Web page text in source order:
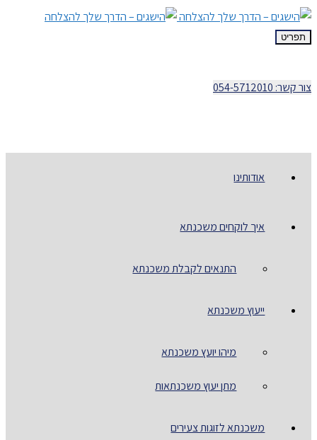
תפריט
צור קשר: 054-5712010
אודותינו
איך לוקחים משכנתא
התנאים לקבלת משכנתא
ייעוץ משכנתא
מיהו יועץ משכנתא
מתן יעוץ משכנתאות
משכנתא לזוגות צעירים